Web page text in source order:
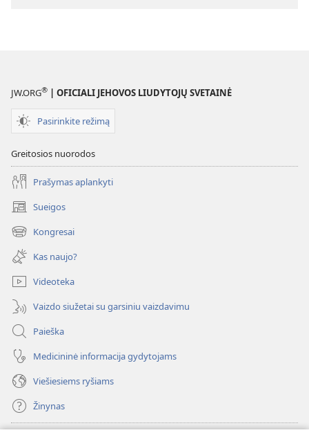
JW.ORG® | OFICIALI JEHOVOS LIUDYTOJŲ SVETAINĖ
Pasirinkite režimą
Greitosios nuorodos
Prašymas aplankyti
Sueigos
(atsiveria
naujas
langas)
Kongresai
(atsiveria
naujas
langas)
Kas naujo?
Videoteka
Vaizdo siužetai su garsiniu vaizdavimu
Paieška
Medicininė informacija gydytojams
Viešiesiems ryšiams
Žinynas